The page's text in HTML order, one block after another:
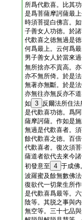
所爲代歡喜。比其
是爲菩薩摩訶薩最
時須菩提白佛言。
子善女人功徳。於
代歡喜之徳無過是
何爲最上。云何爲
男子善女人於當來
無所捨亦不貢高。
亦不無所倚。於是
無著亦無斷。於是
亦無往亦無反亦不
如 3 反爾法所住
是代歡喜功徳。爲
薩摩訶薩。作如是
無過是代歡喜者。
餘代歡喜之徳。百
代歡喜者。復次須
薩道者欲代去來今
初發意至 4 于成佛
波羅蜜及餘無數佛
復欲代一切衆生所
是代歡喜爲最等。
陰等。其脱之事與
無空等。三十七品